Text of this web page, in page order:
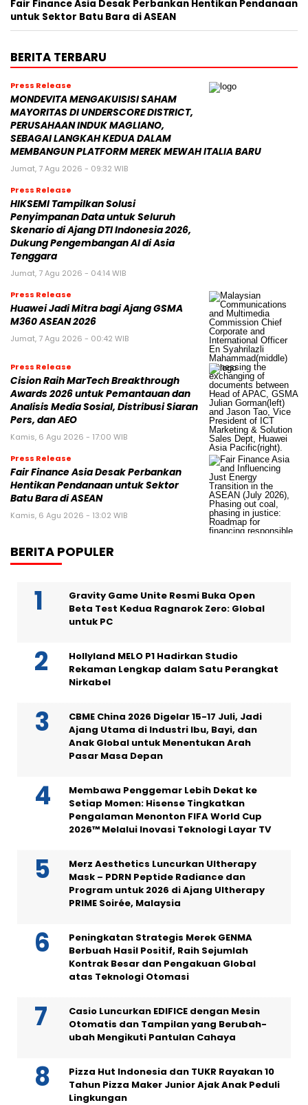
Fair Finance Asia Desak Perbankan Hentikan Pendanaan
untuk Sektor Batu Bara di ASEAN
BERITA TERBARU
Press Release
MONDEVITA MENGAKUISISI SAHAM
MAYORITAS DI UNDERSCORE DISTRICT,
PERUSAHAAN INDUK MAGLIANO,
SEBAGAI LANGKAH KEDUA DALAM
MEMBANGUN PLATFORM MEREK MEWAH ITALIA BARU
Jumat, 7 Agu 2026 - 09:32 WIB
Press Release
HIKSEMI Tampilkan Solusi
Penyimpanan Data untuk Seluruh
Skenario di Ajang DTI Indonesia 2026,
Dukung Pengembangan AI di Asia
Tenggara
Jumat, 7 Agu 2026 - 04:14 WIB
Press Release
Huawei Jadi Mitra bagi Ajang GSMA
M360 ASEAN 2026
Jumat, 7 Agu 2026 - 00:42 WIB
Press Release
Cision Raih MarTech Breakthrough
Awards 2026 untuk Pemantauan dan
Analisis Media Sosial, Distribusi Siaran
Pers, dan AEO
Kamis, 6 Agu 2026 - 17:00 WIB
Press Release
Fair Finance Asia Desak Perbankan
Hentikan Pendanaan untuk Sektor
Batu Bara di ASEAN
Kamis, 6 Agu 2026 - 13:02 WIB
BERITA POPULER
Gravity Game Unite Resmi Buka Open
Beta Test Kedua Ragnarok Zero: Global
untuk PC
Hollyland MELO P1 Hadirkan Studio
Rekaman Lengkap dalam Satu Perangkat
Nirkabel
CBME China 2026 Digelar 15-17 Juli, Jadi
Ajang Utama di Industri Ibu, Bayi, dan
Anak Global untuk Menentukan Arah
Pasar Masa Depan
Membawa Penggemar Lebih Dekat ke
Setiap Momen: Hisense Tingkatkan
Pengalaman Menonton FIFA World Cup
2026™ Melalui Inovasi Teknologi Layar TV
Merz Aesthetics Luncurkan Ultherapy
Mask – PDRN Peptide Radiance dan
Program untuk 2026 di Ajang Ultherapy
PRIME Soirée, Malaysia
Peningkatan Strategis Merek GENMA
Berbuah Hasil Positif, Raih Sejumlah
Kontrak Besar dan Pengakuan Global
atas Teknologi Otomasi
Casio Luncurkan EDIFICE dengan Mesin
Otomatis dan Tampilan yang Berubah-
ubah Mengikuti Pantulan Cahaya
Pizza Hut Indonesia dan TUKR Rayakan 10
Tahun Pizza Maker Junior Ajak Anak Peduli
Lingkungan